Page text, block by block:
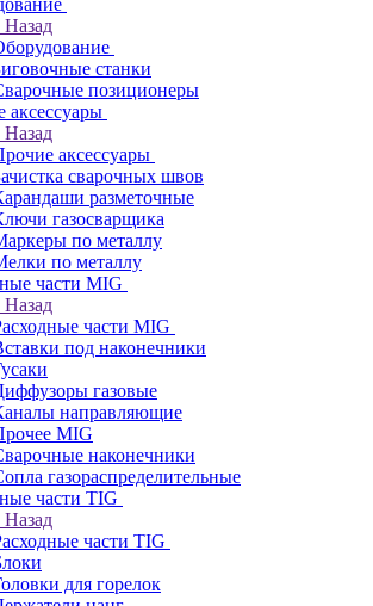
Назад
станки
позиционеры
аксессуары
Назад
аксессуары
сварочных швов
разметочные
газосварщика
по металлу
по металлу
части MIG
Назад
части MIG
под наконечники
газовые
направляющие
MIG
наконечники
газораспределительные
части TIG
Назад
части TIG
для горелок